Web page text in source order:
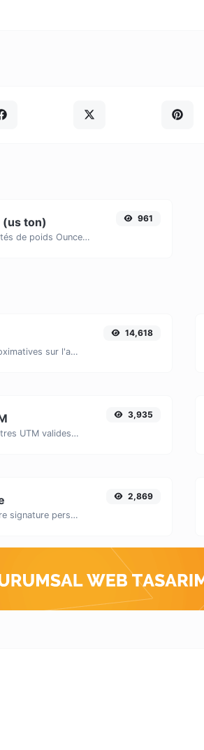
(us ton)
Convertissez facilement les unités de poids Ounces (oz) en US Tons (us ton) grâce à ce convertisseur simple.
961
Obtenir des informations approximatives sur l'adresse IP.
14,618
Ajoutez facilement des paramètres UTM valides et générez un lien traçable UTM.
3,935
Générez facilement votre propre signature personnalisée et téléchargez-la en toute simplicité.
2,869